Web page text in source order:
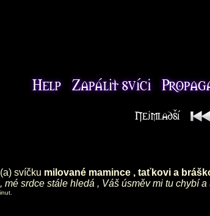
svíčku milované mamince , taťkovi a
mé srdce stále hledá , Váš úsměv mi tu chybí